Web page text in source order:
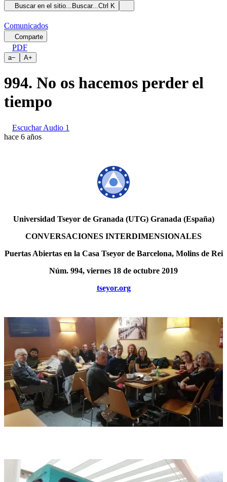
Buscar en el sitio... Buscar...Ctrl K
Comunicados
Comparte
PDF
a− A+
994. No os hacemos perder el
tiempo
Escuchar Audio 1
hace 6 años
Universidad Tseyor de Granada (UTG) Granada (España)
CONVERSACIONES INTERDIMENSIONALES
Puertas Abiertas en la Casa Tseyor de Barcelona, Molins de Rei
Núm. 994, viernes 18 de octubre 2019
tseyor.org